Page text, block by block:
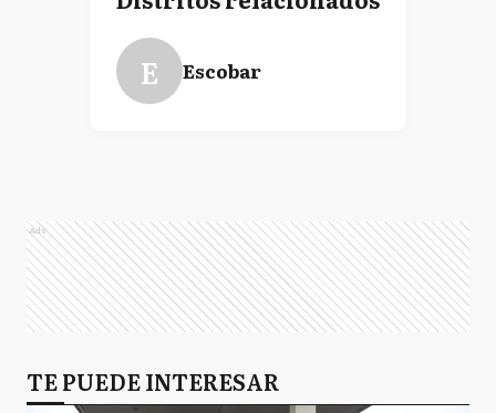
E Escobar
Ads
TE PUEDE INTERESAR